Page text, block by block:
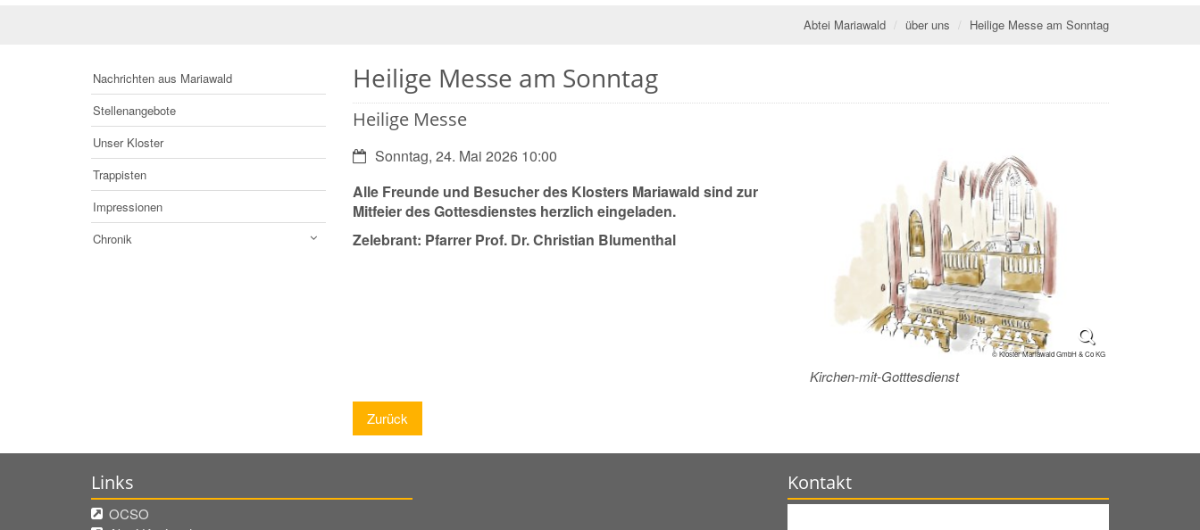
Abtei Mariawald über uns Heilige Messe am Sonntag
Heilige Messe am Sonntag
Heilige Messe
© Kloster Mariawald GmbH & Co KG
Kirchen-mit-Gotttesdienst
Datum:Sonntag, 24. Mai 2026 10:00
Alle Freunde und Besucher des Klosters Mariawald sind zur
Mitfeier des Gottesdienstes herzlich eingeladen.
Zelebrant: Pfarrer Prof. Dr. Christian Blumenthal
Zurück
Nachrichten aus Mariawald
Stellenangebote
Unser Kloster
Trappisten
Impressionen
Chronik
Links
OCSO
Kontakt